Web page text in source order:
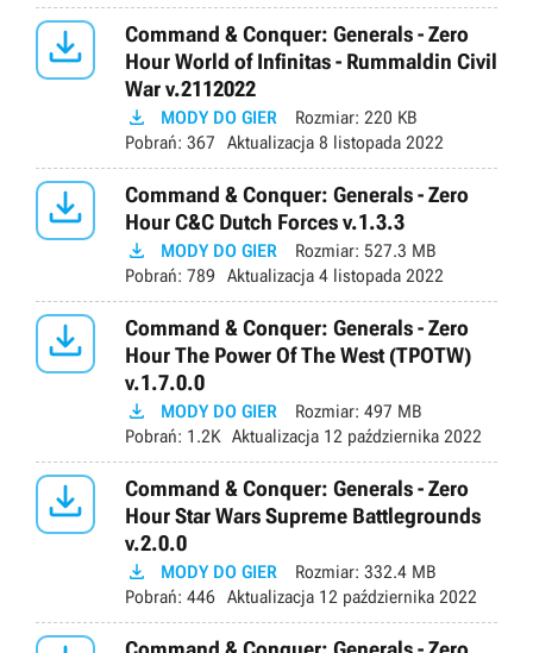

Command & Conquer: Generals - Zero
Hour World of Infinitas - Rummaldin Civil
War v.2112022
 MODY DO GIER Rozmiar: 220 KB
Pobrań: 367 Aktualizacja 8 listopada 2022

Command & Conquer: Generals - Zero
Hour C&C Dutch Forces v.1.3.3
 MODY DO GIER Rozmiar: 527.3 MB
Pobrań: 789 Aktualizacja 4 listopada 2022

Command & Conquer: Generals - Zero
Hour The Power Of The West (TPOTW)
v.1.7.0.0
 MODY DO GIER Rozmiar: 497 MB
Pobrań: 1.2K Aktualizacja 12 października 2022

Command & Conquer: Generals - Zero
Hour Star Wars Supreme Battlegrounds
v.2.0.0
 MODY DO GIER Rozmiar: 332.4 MB
Pobrań: 446 Aktualizacja 12 października 2022